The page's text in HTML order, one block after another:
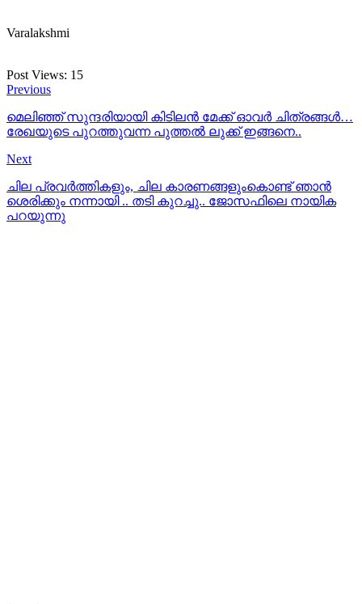
Varalakshmi
Post Views: 15
Previous
മെലിഞ്ഞ് സുന്ദരിയായി കിടിലന്‍ മേക്ക് ഓവര്‍ ചിത്രങ്ങള്‍…
രേഖയുടെ പുറത്തുവന്ന പുത്തല്‍ ലുക്ക് ഇങ്ങനെ..
Next
ചില പ്രവര്‍ത്തികളും, ചില കാരണങ്ങളുംകൊണ്ട് ഞാന്‍
ശെരിക്കും നന്നായി .. തടി കുറച്ചു.. ജോസഫിലെ നായിക
പറയുന്നു